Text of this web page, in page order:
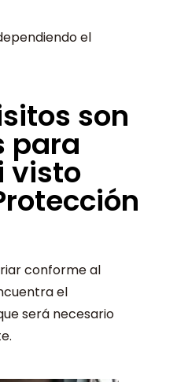
el
son
para
visto
conforme al
el
será necesario